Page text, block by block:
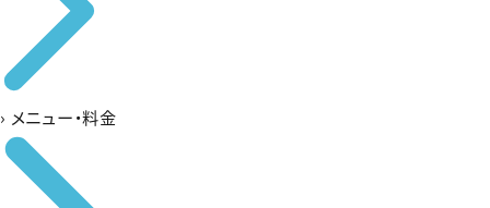
› メニュー・料金